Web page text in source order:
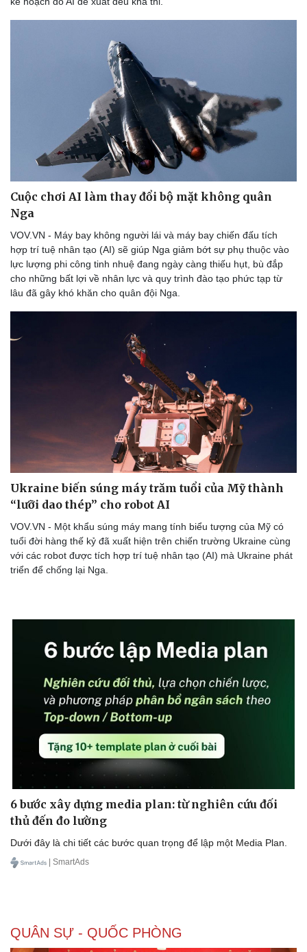
Thông tin doanh nghiệp
Sành điệu
Tin Công nghệ
Trải nghiệm
Chuyển đổi số
Cuộc chơi AI làm thay đổi bộ mặt không quân
Nga
VOV.VN - Máy bay không người lái và máy bay chiến đấu tích
hợp trí tuệ nhân tạo (AI) sẽ giúp Nga giảm bớt sự phụ thuộc vào
lực lượng phi công tinh nhuệ đang ngày càng thiếu hụt, bù đắp
cho những bất lợi về nhân lực và quy trình đào tạo phức tạp từ
lâu đã gây khó khăn cho quân đội Nga.
Ukraine biến súng máy trăm tuổi của Mỹ thành
“lưỡi dao thép” cho robot AI
VOV.VN - Một khẩu súng máy mang tính biểu tượng của Mỹ có
tuổi đời hàng thế kỷ đã xuất hiện trên chiến trường Ukraine cùng
với các robot được tích hợp trí tuệ nhân tạo (AI) mà Ukraine phát
triển để chống lại Nga.
6 bước xây dựng media plan: từ nghiên cứu đối
thủ đến đo lường
Dưới đây là chi tiết các bước quan trọng để lập một Media Plan.
| SmartAds
QUÂN SỰ - QUỐC PHÒNG